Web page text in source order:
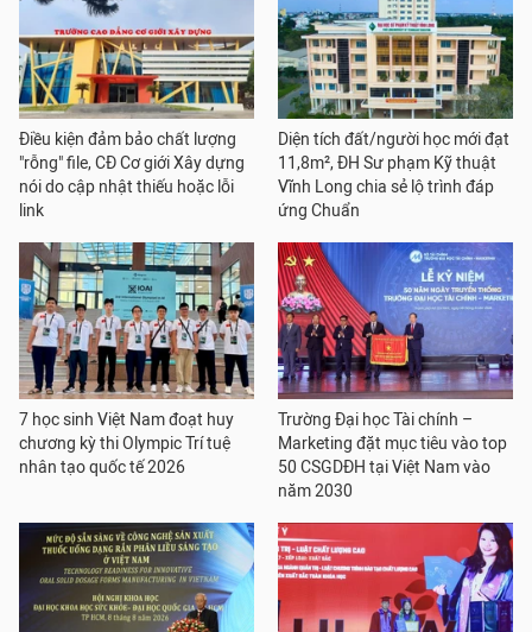
Điều kiện đảm bảo chất lượng
"rỗng" file, CĐ Cơ giới Xây dựng
nói do cập nhật thiếu hoặc lỗi
link
Diện tích đất/người học mới đạt
11,8m², ĐH Sư phạm Kỹ thuật
Vĩnh Long chia sẻ lộ trình đáp
ứng Chuẩn
7 học sinh Việt Nam đoạt huy
chương kỳ thi Olympic Trí tuệ
nhân tạo quốc tế 2026
Trường Đại học Tài chính –
Marketing đặt mục tiêu vào top
50 CSGDĐH tại Việt Nam vào
năm 2030